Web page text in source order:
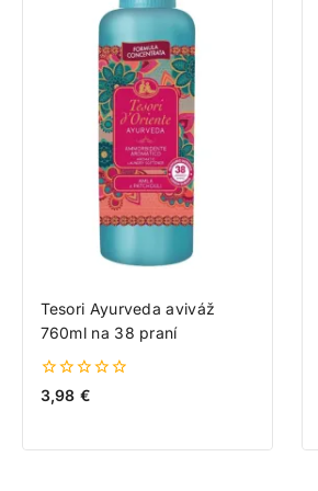
Tesori Ayurveda aviváž
760ml na 38 praní
0
z
3,98 €